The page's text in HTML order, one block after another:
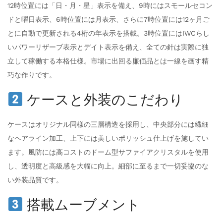
12時位置には「日・月・星」表示を備え、9時にはスモールセコン
ドと曜日表示、6時位置には月表示、さらに7時位置には12ヶ月ご
とに自動で更新される4桁の年表示を搭載。3時位置にはIWCらし
いパワーリザーブ表示とデイト表示を備え、全ての針は実際に独
立して稼働する本格仕様。市場に出回る廉価品とは一線を画す精
巧な作りです。
ケースと外装のこだわり
ケースはオリジナル同様の三層構造を採用し、中央部分には繊細
なヘアライン加工、上下には美しいポリッシュ仕上げを施してい
ます。風防には高コストのドーム型サファイアクリスタルを使用
し、透明度と高級感を大幅に向上。細部に至るまで一切妥協のな
い外装品質です。
搭載ムーブメント